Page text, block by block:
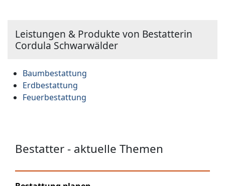
Leistungen & Produkte von Bestatterin
Cordula Schwarwälder
Baumbestattung
Erdbestattung
Feuerbestattung
Bestatter - aktuelle Themen